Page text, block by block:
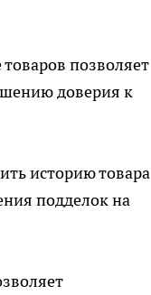
позволяет
доверия к
историю товара
подделок на